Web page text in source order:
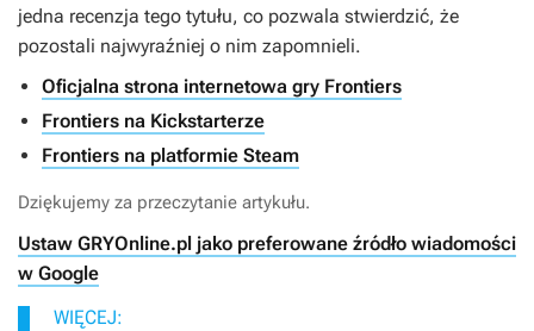
jedna recenzja tego tytułu, co pozwala stwierdzić, że
pozostali najwyraźniej o nim zapomnieli.
Oficjalna strona internetowa gry Frontiers
Frontiers na Kickstarterze
Frontiers na platformie Steam
Dziękujemy za przeczytanie artykułu.
Ustaw GRYOnline.pl jako preferowane źródło wiadomości
w Google
WIĘCEJ: